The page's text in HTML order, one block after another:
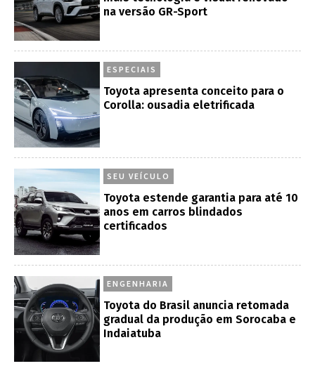
na versão GR-Sport
ESPECIAIS
Toyota apresenta conceito para o
Corolla: ousadia eletrificada
SEU VEÍCULO
Toyota estende garantia para até 10
anos em carros blindados
certificados
ENGENHARIA
Toyota do Brasil anuncia retomada
gradual da produção em Sorocaba e
Indaiatuba